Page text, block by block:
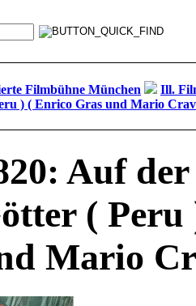
Filmbühne München
Ill.
) ( Enrico Gras und Mario
Auf
(
Mario